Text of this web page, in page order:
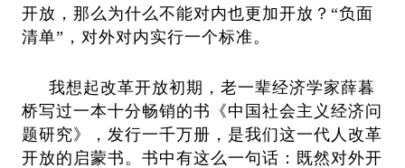
开放，那么为什么不能对内也更加开放？“负面
清单”，对外对内实行一个标准。
我想起改革开放初期，老一辈经济学家薛暮
桥写过一本十分畅销的书《中国社会主义经济问
题研究》，发行一千万册，是我们这一代人改革
开放的启蒙书。书中有这么一句话：既然对外开